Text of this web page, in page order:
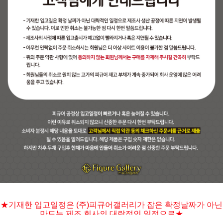
★기재한 입고일정은 (주)피규어갤러리가 잡은 확정날짜가 아닌